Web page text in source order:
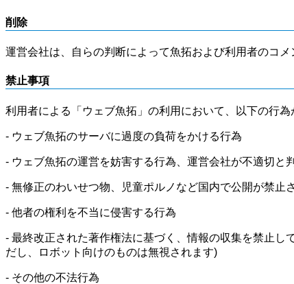
削除
運営会社は、自らの判断によって魚拓および利用者のコ
禁止事項
利用者による「ウェブ魚拓」の利用において、以下の行為
- ウェブ魚拓のサーバに過度の負荷をかける行為
- ウェブ魚拓の運営を妨害する行為、運営会社が不適切と
- 無修正のわいせつ物、児童ポルノなど国内で公開が禁止
- 他者の権利を不当に侵害する行為
- 最終改正された著作権法に基づく、情報の収集を禁止し
だし、ロボット向けのものは無視されます)
- その他の不法行為